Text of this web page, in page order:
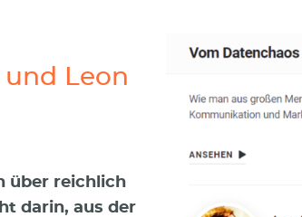
Leon
über reichlich
darin, aus der